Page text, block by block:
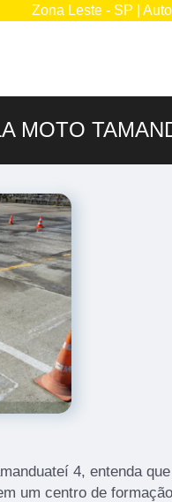
Zona Leste - SP |
MOTO
4, entenda
um centro de